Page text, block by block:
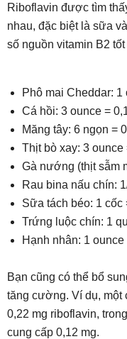
Riboflavin được tìm
nhau, đặc biệt là sữa
số nguồn vitamin B2
Phô mai Cheddar: 1
Cá hồi: 3 ounce =
Măng tây: 6 ngọn =
Thịt bò xay: 3 ounce
Gà nướng (thịt sẫm
Rau bina nấu chín:
Sữa tách béo: 1 cốc
Trứng luộc chín: 1
Hạnh nhân: 1 ounce
Bạn cũng có thể bổ
tăng cường. Ví dụ, một
0,22 mg riboflavin,
cung cấp 0,12 mg.